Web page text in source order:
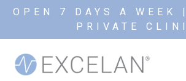
OPEN 7 DAYS A WEEK
PRIVATE